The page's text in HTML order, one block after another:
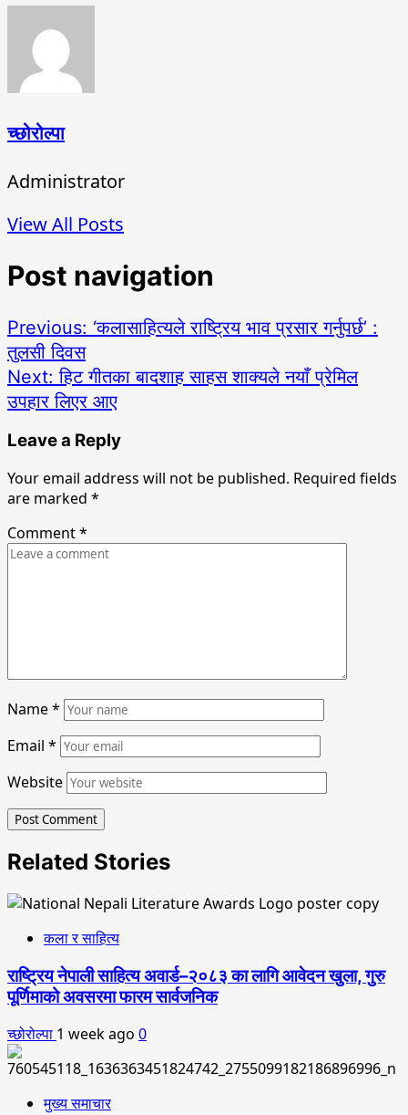
च्छोरोल्पा
Administrator
View All Posts
Post navigation
Previous: ‘कलासाहित्यले राष्ट्रिय भाव प्रसार गर्नुपर्छ’ :
तुलसी दिवस
Next:हिट गीतका बादशाह साहस शाक्यले नयाँ प्रेमिल
उपहार लिएर आए
Leave a Reply
Your email address will not be published. Required fields
are marked *
Comment*
Name*
Email *
Website
Related Stories
कला र साहित्य
राष्ट्रिय नेपाली साहित्य अवार्ड–२०८३ का लागि आवेदन खुला, गुरु
पूर्णिमाको अवसरमा फारम सार्वजनिक
च्छोरोल्पा 1 week ago 0
मुख्य समाचार